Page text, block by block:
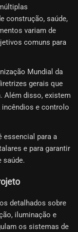
construção, saúde,
variam de
comuns para
Mundial da
gerais que
Além disso, existem
e controlo
essencial para a
e para garantir
saúde.
detalhados sobre
iluminação e
os sistemas de